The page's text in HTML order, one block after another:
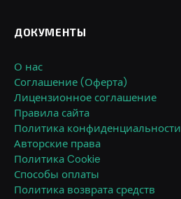
ДОКУМЕНТЫ
О нас
Соглашение (Оферта)
Лицензионное соглашение
Правила сайта
Политика конфиденциальности
Авторские права
Политика Cookie
Способы оплаты
Политика возврата средств